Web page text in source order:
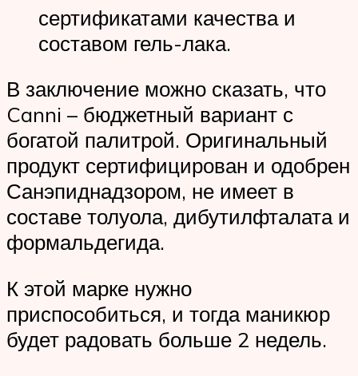
сертификатами качества и
составом гель-лака.
В заключение можно сказать, что
Canni – бюджетный вариант с
богатой палитрой. Оригинальный
продукт сертифицирован и одобрен
Санэпиднадзором, не имеет в
составе толуола, дибутилфталата и
формальдегида.
К этой марке нужно
приспособиться, и тогда маникюр
будет радовать больше 2 недель.